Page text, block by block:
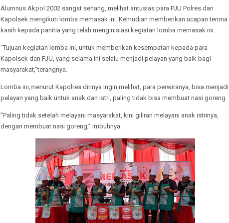
Alumnus Akpol 2002 sangat senang, melihat antusias para PJU Polres dan
Kapolsek mengikuti lomba memasak ini. Kemudian memberikan ucapan terima
kasih kepada panitia yang telah menginisiasi kegiatan lomba memasak ini.
”Tujuan kegiatan lomba ini, untuk memberikan kesempatan kepada para
Kapolsek dan PJU, yang selama ini selalu menjadi pelayan yang baik bagi
masyarakat,”terangnya.
Lomba ini,menurut Kapolres dirinya ingin melihat, para perwiranya, bisa menjadi
pelayan yang baik untuk anak dan istri, paling tidak bisa membuat nasi goreng.
”Paling tidak setelah melayani masyarakat, kini giliran melayani anak istrinya,
dengan membuat nasi goreng,” imbuhnya.